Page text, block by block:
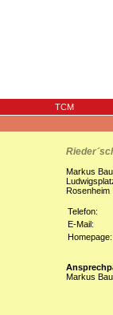
TCM
Markus
Rosenheim
Telefon:
E-Mail:
Homepage:
Markus